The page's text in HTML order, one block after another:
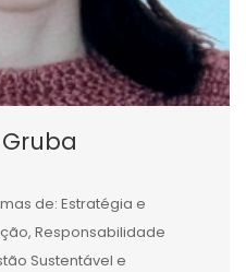
de: Estratégia e
Responsabilidade
Sustentável e